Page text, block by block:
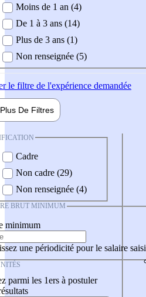
demandée
Moins de 1 an (4)
De 1 à 3 ans (14)
Plus de 3 ans (1)
Non renseignée (5)
le filtre de l'expérience demandée
Plus De Filtres
Cadre
Non cadre (29)
Non renseignée (4)
BRUT MINIMUM
minimum
une périodicité pour le salaire saisi
parmi les 1ers à postuler